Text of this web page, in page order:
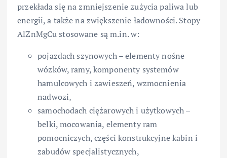
przekłada się na zmniejszenie zużycia paliwa lub
energii, a także na zwiększenie ładowności. Stopy
AlZnMgCu stosowane są m.in. w:
pojazdach szynowych – elementy nośne
wózków, ramy, komponenty systemów
hamulcowych i zawieszeń, wzmocnienia
nadwozi,
samochodach ciężarowych i użytkowych –
belki, mocowania, elementy ram
pomocniczych, części konstrukcyjne kabin i
zabudów specjalistycznych,